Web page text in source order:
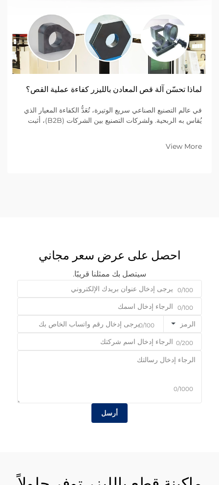
لماذا تحسّن آلة قص المعادن بالليزر كفاءة عملية القص؟
في عالم التصنيع الصناعي سريع الوتيرة، تُعَدُّ الكفاءة المعيار الذي
يُقاس به الربحية. ولشركات التصنيع بين الشركات (B2B)، أثبت
View More
احصل على عرض سعر مجاني
سيتصل بك ممثلنا قريبًا.
0/100
0/100
الرمز 0/100
0/200
0/1000
أرسل